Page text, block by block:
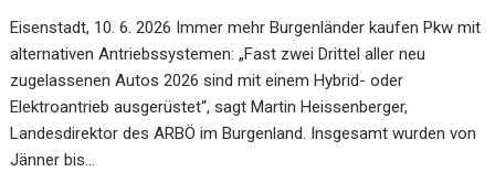
Eisenstadt, 10. 6. 2026 Immer mehr Burgenländer kaufen Pkw mit
alternativen Antriebssystemen: „Fast zwei Drittel aller neu
zugelassenen Autos 2026 sind mit einem Hybrid- oder
Elektroantrieb ausgerüstet“, sagt Martin Heissenberger,
Landesdirektor des ARBÖ im Burgenland. Insgesamt wurden von
Jänner bis…